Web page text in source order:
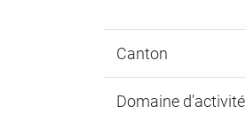
Canton
Domaine d'activité